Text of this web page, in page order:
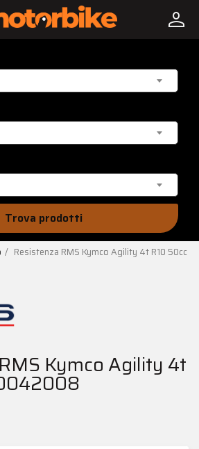
person
Trova prodotti
Resistenza RMS Kymco Agility 4t R10 50cc
Kymco Agility 4t